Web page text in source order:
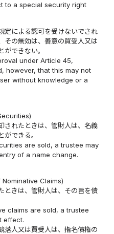
to a special security right
定による認可を受けないでされ
その無効は、善意の買受人又は
できない。
under Article 45,
however, that this may not
without knowledge or a
されたときは、管財人は、名義
できる。
are sold, a trustee may
of a name change.
Claims)
ときは、管財人は、その旨を債
claims are sold, a trustee
effect.
落人又は買受人は、指名債権の